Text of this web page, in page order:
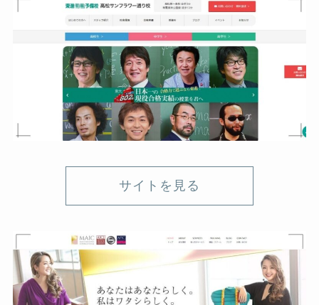
サイトを見る